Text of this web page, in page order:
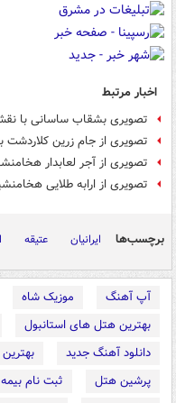
اخبار مرتبط
تصویری بشقاب ساسانی با
تصویری از جام زرین کلاردشت با
تصویری از آجر لعابدار
تصویری از ارابه طلایی
برچسب‌ها ایرانیان عتیقه
آپ آهنگ موزیک شاه
بهترین هتل های استانبول
دانلود آهنگ جدید
پرشین هتل
ثبت نام